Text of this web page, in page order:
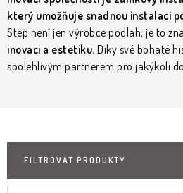
B2B REALIZACE Kontakty O nás
Vrácení, výměna zboží
Obchodní
Posuzování Jakosti
GDPR FAQ
který umožňuje snadnou instalaci
Step není jen výrobce podlah; je to
inovaci a estetiku. Díky své bohaté
spolehlivým partnerem pro jakýkoli
FILTROVAT PRODUKTY